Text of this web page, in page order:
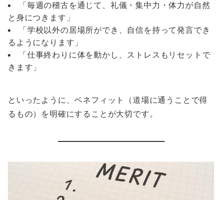
「毎週の稽古を通じて、礼儀・集中力・体力が自然
と身につきます」
「学校以外の居場所ができ、自信を持って発言でき
るようになります」
「仕事終わりに体を動かし、ストレスもリセットで
きます」
といったように、ベネフィット（道場に通うことで得
るもの）を明確にすることが大切です。